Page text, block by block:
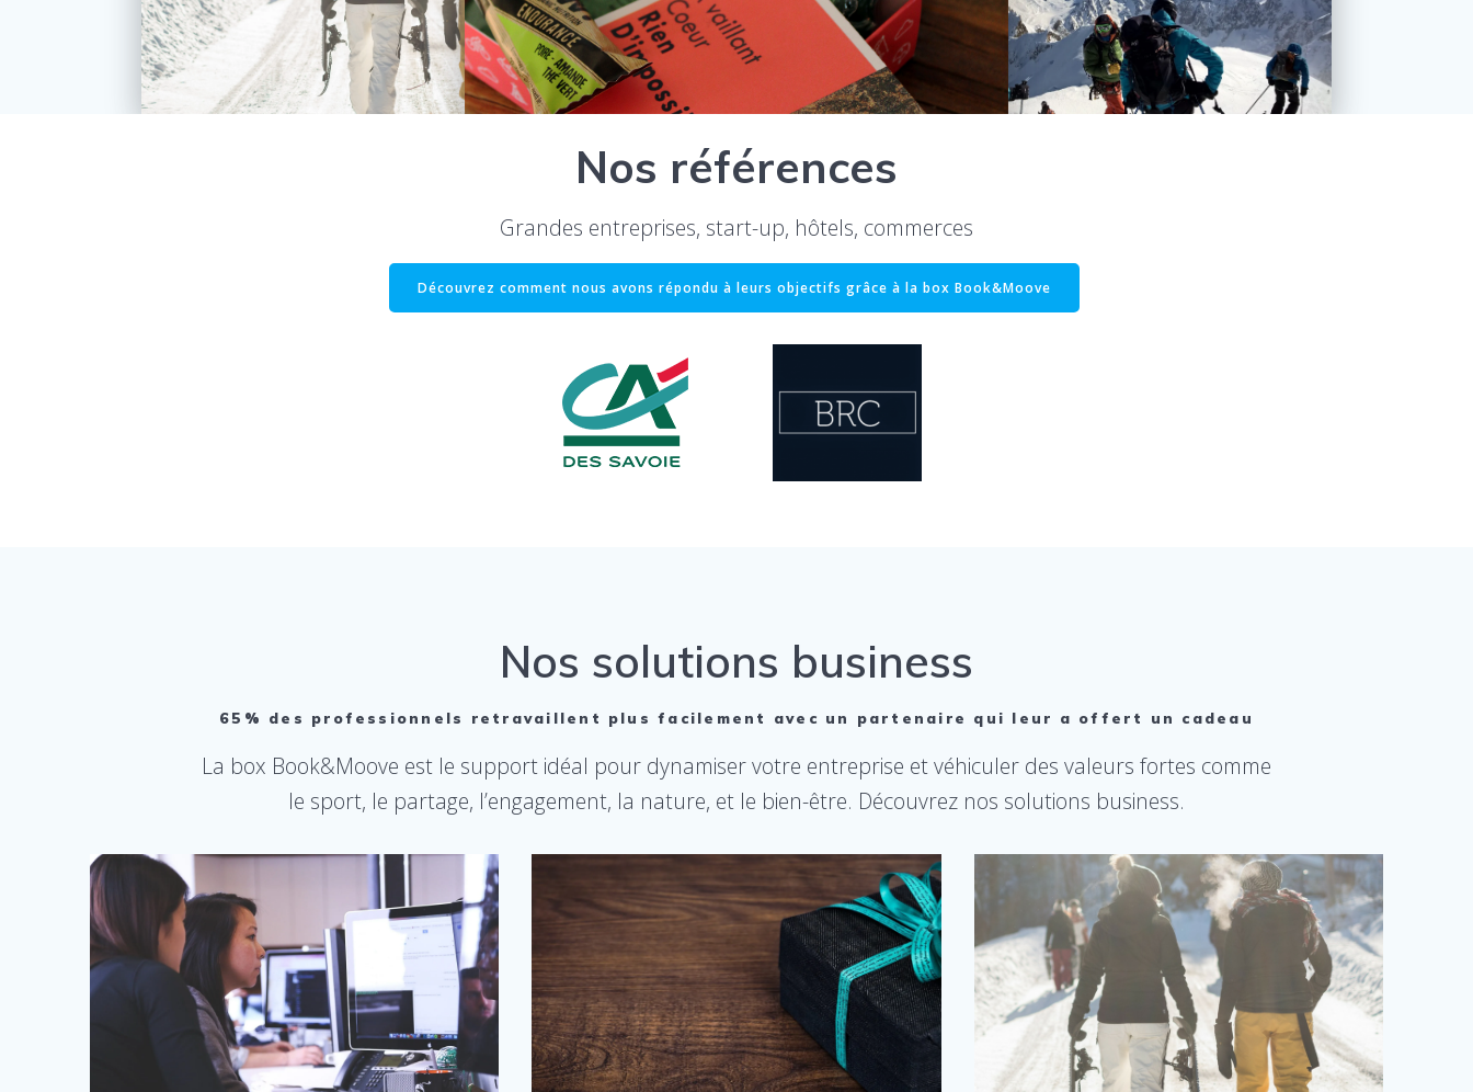
Nos références
Grandes entreprises, start-up, hôtels, commerces
Découvrez comment nous avons répondu à leurs objectifs grâce à la box Book&Moove
Nos solutions business
65% des professionnels retravaillent plus facilement avec un partenaire qui leur a offert un cadeau
La box Book&Moove est le support idéal pour dynamiser votre entreprise et véhiculer des valeurs fortes comme
le sport, le partage, l’engagement, la nature, et le bien-être. Découvrez nos solutions business.